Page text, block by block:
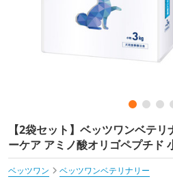
【2袋セット】ベッツワンベテ
ーケア アミノ酸オリゴペプチド
ベッツワン
ベッツワンベテリナリー